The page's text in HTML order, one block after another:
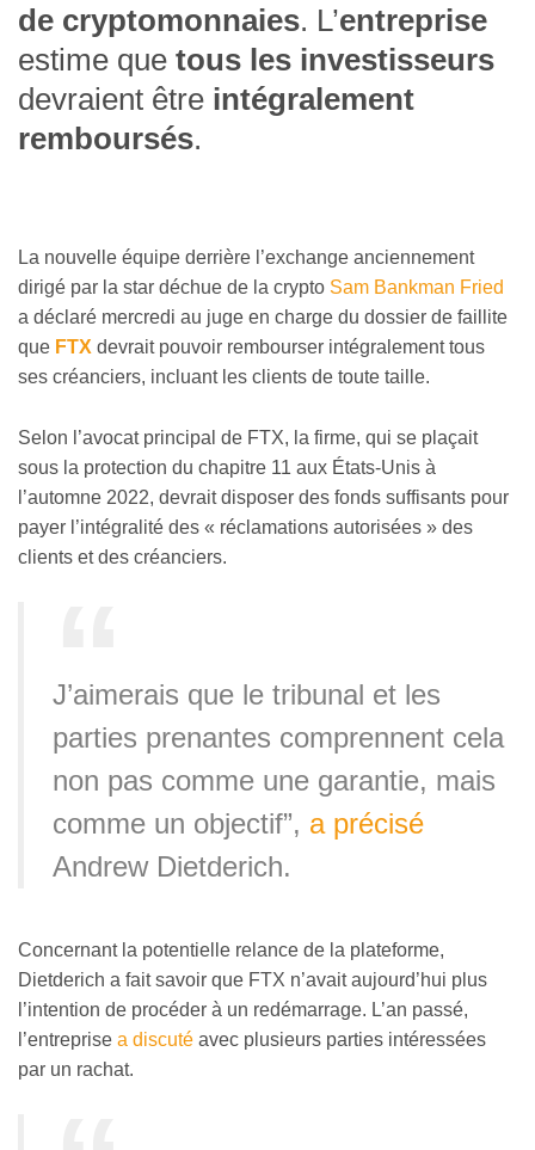
de cryptomonnaies. L’entreprise
estime que tous les investisseurs
devraient être intégralement
remboursés.
La nouvelle équipe derrière l’exchange anciennement
dirigé par la star déchue de la crypto Sam Bankman Fried
a déclaré mercredi au juge en charge du dossier de faillite
que FTX devrait pouvoir rembourser intégralement tous
ses créanciers, incluant les clients de toute taille.
Selon l’avocat principal de FTX, la firme, qui se plaçait
sous la protection du chapitre 11 aux États-Unis à
l’automne 2022, devrait disposer des fonds suffisants pour
payer l’intégralité des « réclamations autorisées » des
clients et des créanciers.
J’aimerais que le tribunal et les
parties prenantes comprennent cela
non pas comme une garantie, mais
comme un objectif”, a précisé
Andrew Dietderich.
Concernant la potentielle relance de la plateforme,
Dietderich a fait savoir que FTX n’avait aujourd’hui plus
l’intention de procéder à un redémarrage. L’an passé,
l’entreprise a discuté avec plusieurs parties intéressées
par un rachat.